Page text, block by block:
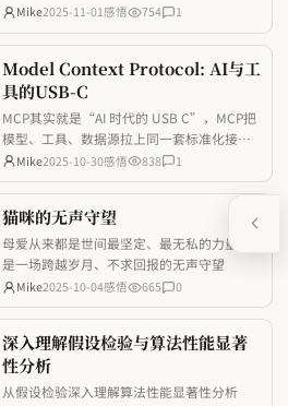
Mike2025-11-01感悟 754 1
Model Context Protocol: AI与工
具的USB-C
MCP其实就是“AI 时代的 USB C”，MCP把
模型、工具、数据源拉上同一套标准化接
口，让开发者少踩重复造轮子的坑，也让 AI
应用真正具备随取随用的上下文能力。
Mike2025-10-30感悟 838 1
猫咪的无声守望
母爱从来都是世间最坚定、最无私的力量，
是一场跨越岁月、不求回报的无声守望
Mike2025-10-04感悟 665 0
深入理解假设检验与算法性能显著
性分析
从假设检验深入理解算法性能显著性分析